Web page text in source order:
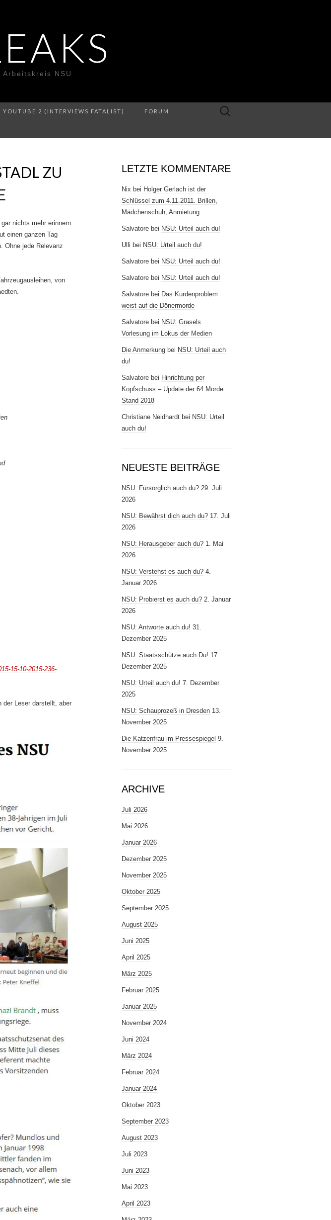
NSU
YOUTUBE 2 (INTERVIEWS FATALIST) FORUM
Suche
ZU
nichts mehr erinnern
einen ganzen Tag
Ohne jede Relevanz
von
15-10-2015-236-
der Leser darstellt, aber
LETZTE KOMMENTARE
Nix bei Holger Gerlach ist der
Schlüssel zum 4.11.2011. Brillen,
Mädchenschuh, Anmietung
Salvatore bei NSU: Urteil auch du!
Ulli bei NSU: Urteil auch du!
Salvatore bei NSU: Urteil auch du!
Salvatore bei NSU: Urteil auch du!
Salvatore bei Das Kurdenproblem
weist auf die Dönermorde
Salvatore bei NSU: Grasels
Vorlesung im Lokus der Medien
Die Anmerkung bei NSU: Urteil auch
du!
Salvatore bei Hinrichtung per
Kopfschuss – Update der 64 Morde
Stand 2018
Christiane Neidhardt bei NSU: Urteil
auch du!
NEUESTE BEITRÄGE
NSU: Fürsorglich auch du? 29. Juli
2026
NSU: Bewährst dich auch du? 17. Juli
2026
NSU: Herausgeber auch du? 1. Mai
2026
NSU: Verstehst es auch du? 4.
Januar 2026
NSU: Probierst es auch du? 2. Januar
2026
NSU: Antworte auch du! 31.
Dezember 2025
NSU: Staatsschütze auch Du! 17.
Dezember 2025
NSU: Urteil auch du! 7. Dezember
2025
NSU: Schauprozeß in Dresden 13.
November 2025
Die Katzenfrau im Pressespiegel 9.
November 2025
ARCHIVE
Juli 2026
Mai 2026
Januar 2026
Dezember 2025
November 2025
Oktober 2025
September 2025
August 2025
Juni 2025
April 2025
März 2025
Februar 2025
Januar 2025
November 2024
Juni 2024
März 2024
Februar 2024
Januar 2024
Oktober 2023
September 2023
August 2023
Juli 2023
Juni 2023
Mai 2023
April 2023